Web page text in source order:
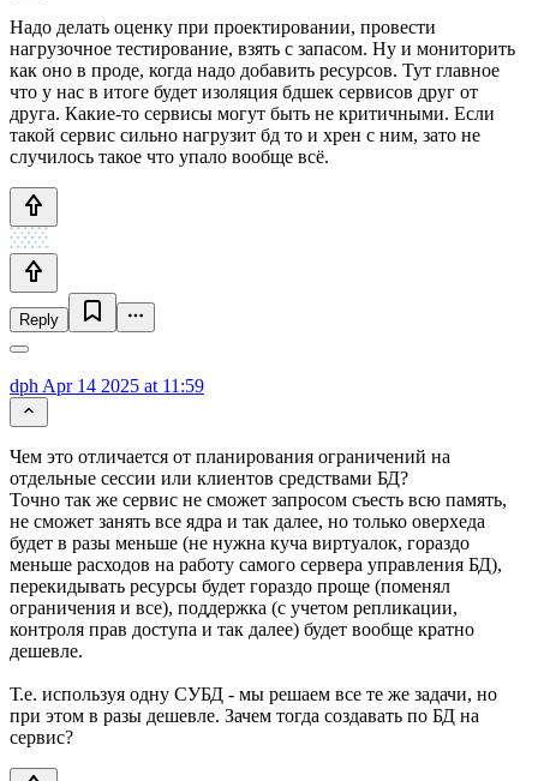
Надо делать оценку при проектировании, провести
нагрузочное тестирование, взять с запасом. Ну и мониторить
как оно в проде, когда надо добавить ресурсов. Тут главное
что у нас в итоге будет изоляция бдшек сервисов друг от
друга. Какие-то сервисы могут быть не критичными. Если
такой сервис сильно нагрузит бд то и хрен с ним, зато не
случилось такое что упало вообще всё.
Reply
dph Apr 14 2025 at 11:59
Чем это отличается от планирования ограничений на
отдельные сессии или клиентов средствами БД?
Точно так же сервис не сможет запросом съесть всю память,
не сможет занять все ядра и так далее, но только оверхеда
будет в разы меньше (не нужна куча виртуалок, гораздо
меньше расходов на работу самого сервера управления БД),
перекидывать ресурсы будет гораздо проще (поменял
ограничения и все), поддержка (с учетом репликации,
контроля прав доступа и так далее) будет вообще кратно
дешевле.
Т.е. используя одну СУБД - мы решаем все те же задачи, но
при этом в разы дешевле. Зачем тогда создавать по БД на
сервис?